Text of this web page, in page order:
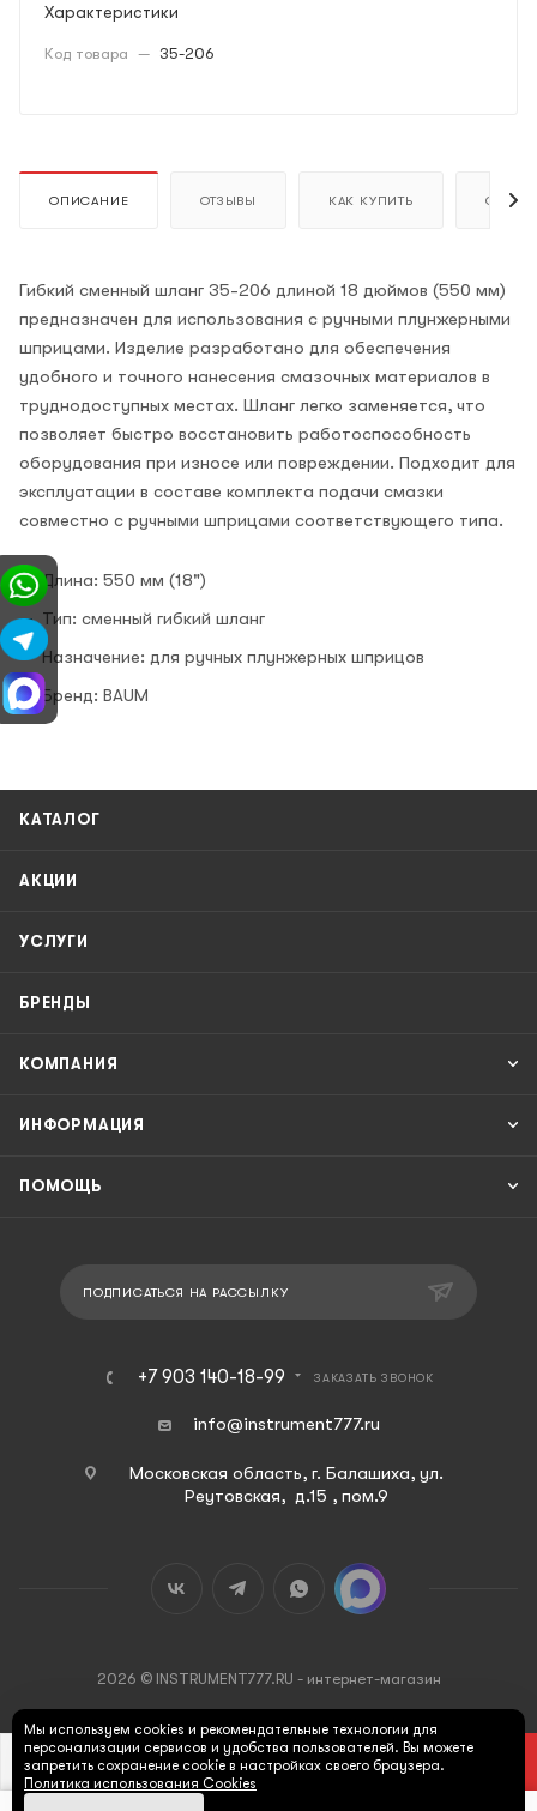
В КОРЗИНУ
Характеристики
Код товара — 35-206
ОПИСАНИЕ ОТЗЫВЫ КАК КУПИТЬ ОПЛАТА
Гибкий сменный шланг 35-206 длиной 18 дюймов (550 мм)
предназначен для использования с ручными плунжерными
шприцами. Изделие разработано для обеспечения
удобного и точного нанесения смазочных материалов в
труднодоступных местах. Шланг легко заменяется, что
позволяет быстро восстановить работоспособность
оборудования при износе или повреждении. Подходит для
эксплуатации в составе комплекта подачи смазки
совместно с ручными шприцами соответствующего типа.
Длина: 550 мм (18")
Тип: сменный гибкий шланг
Назначение: для ручных плунжерных шприцов
Бренд: BAUM
КАТАЛОГ
АКЦИИ
УСЛУГИ
БРЕНДЫ
КОМПАНИЯ
ИНФОРМАЦИЯ
ПОМОЩЬ
ПОДПИСАТЬСЯ НА РАССЫЛКУ
+7 903 140-18-99 ЗАКАЗАТЬ ЗВОНОК
info@instrument777.ru
Московская область, г. Балашиха, ул.
Реутовская, д.15 , пом.9
2026 © INSTRUMENT777.RU - интернет-магазин
Мы используем cookies и рекомендательные технологии для
персонализации сервисов и удобства пользователей. Вы можете
запретить сохранение cookie в настройках своего браузера.
Политика использования Cookies